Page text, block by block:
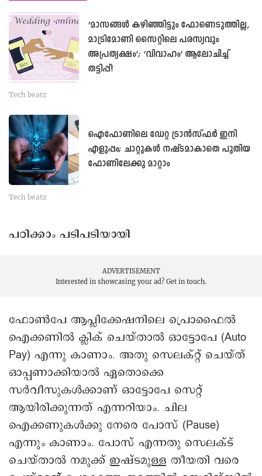
‘മാസങ്ങള്‍ കഴിഞ്ഞിട്ടും ഫോണെടുത്തില്ല,
മാട്രിമോണി സൈറ്റിലെ പരസ്യവും
അപ്രത്യക്ഷം’; ‘വിവാഹം’ ആലോചിച്ച്
തട്ടിപ്പ്!
Tech beatz
ഐഫോണിലെ ഡേറ്റ ട്രാൻസ്ഫർ ഇനി
എളുപ്പം; ചാറ്റുകള്‍ നഷ്ടമാകാതെ പുതിയ
ഫോണിലേക്കു മാറ്റാം
Tech beatz
പഠിക്കാം പടിപടിയായി
ADVERTISEMENT
Interested in showcasing your ad? Get in touch.
ഫോണ്‍പേ ആപ്ലിക്കേഷനിലെ പ്രൊഫൈല്‍
ഐക്കണില്‍ ക്ലിക് ചെയ്താല്‍ ഓട്ടോപേ (Auto
Pay) എന്നു കാണാം. അതു സെലക്റ്റ് ചെയ്ത്
ഓപ്പണാക്കിയാൽ ഏതൊക്കെ
സര്‍വീസുകള്‍ക്കാണ് ഓട്ടോപേ സെറ്റ്
ആയിരിക്കുന്നത് എന്നറിയാം. ചില
ഐക്കണുകൾക്കു നേരെ പോസ് (Pause)
എന്നും കാണാം. പോസ് എന്നതു സെലക്ട്
ചെയ്താൽ നമുക്ക് ഇഷ്ടമുള്ള തീയതി വരെ